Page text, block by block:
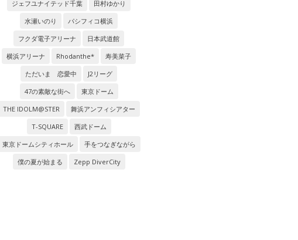
ジェフユナイテッド千葉
田村ゆかり
水瀬いのり
パシフィコ横浜
フクダ電子アリーナ
日本武道館
横浜アリーナ
Rhodanthe*
寿美菜子
ただいま 恋愛中
J2リーグ
47の素敵な街へ
東京ドーム
THE IDOLM@STER
舞浜アンフィシアター
T-SQUARE
西武ドーム
東京ドームシティホール
手をつなぎながら
僕の夏が始まる
Zepp DiverCity